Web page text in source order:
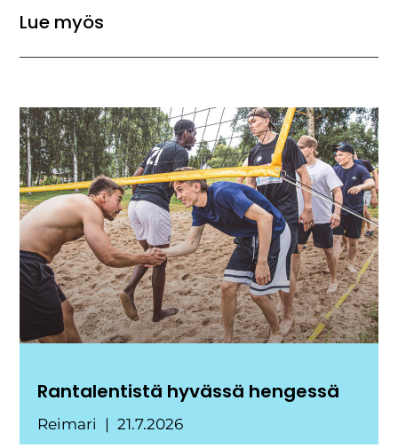
Lue myös
Rantalentistä hyvässä hengessä
Reimari 21.7.2026